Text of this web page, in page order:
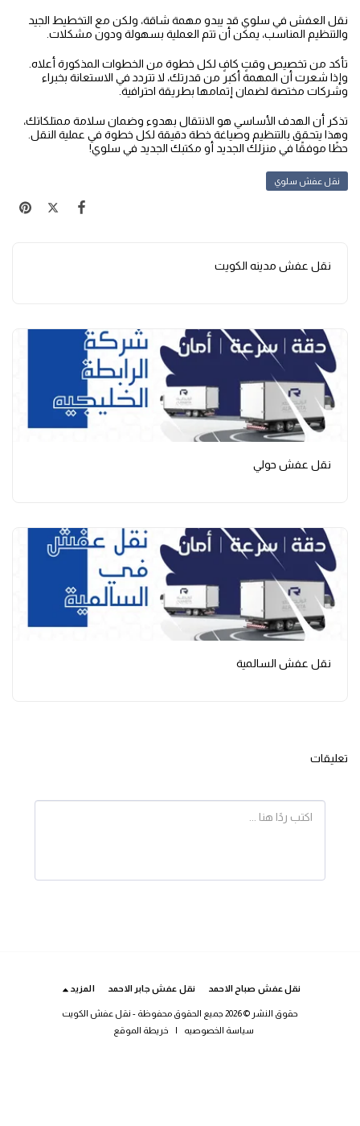
نقل العفش في سلوي قد يبدو مهمة شاقة، ولكن مع التخطيط الجيد
والتنظيم المناسب، يمكن أن تتم العملية بسهولة ودون مشكلات.
تأكد من تخصيص وقتٍ كافٍ لكل خطوة من الخطوات المذكورة أعلاه.
وإذا شعرت أن المهمة أكبر من قدرتك، لا تتردد في الاستعانة بخبراء
وشركات مختصة لضمان إتمامها بطريقة احترافية.
تذكر أن الهدف الأساسي هو الانتقال بهدوء وضمان سلامة ممتلكاتك،
وهذا يتحقق بالتنظيم وصياغة خطة دقيقة لكل خطوة في عملية النقل.
حظًا موفقًا في منزلك الجديد أو مكتبك الجديد في سلوي!
نقل عفش سلوي
نقل عفش مدينه الكويت
نقل عفش حولي
نقل عفش السالمية
تعليقات
نقل عفش صباح الاحمد نقل عفش جابر الاحمد المزيد
حقوق النشر © 2026 جميع الحقوق محفوظة -
نقل عفش الكويت
سياسة الخصوصيه
خريطة الموقع